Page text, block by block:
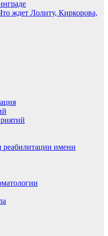
ждет Лолиту, Киркорова,
реабилитации имени